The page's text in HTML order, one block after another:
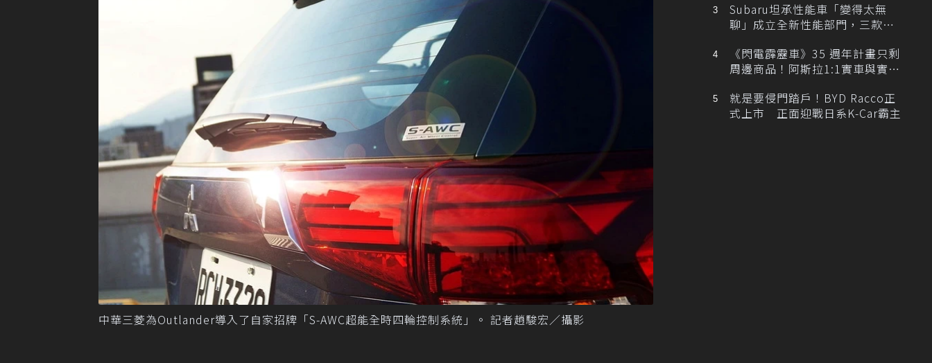
中華三菱為Outlander導入了自家招牌「S-AWC超能全時四輪控制系統」。 記者趙駿宏／攝影
Subaru坦承性能車「變得太無
聊」成立全新性能部門，三款手
《閃電霹靂車》35 週年計畫只剩
周邊商品！阿斯拉1:1實車與實體
就是要侵門踏戶！BYD Racco正
式上市 正面迎戰日系K-Car霸主